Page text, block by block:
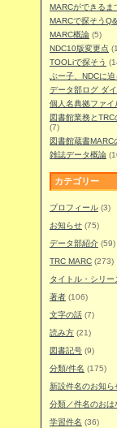
MARCができるま
MARCで探そう
MARC概論 (5)
NDC10版変更点
TOOLiで探そう
ぶー子、NDCに迫
データ部ログ ダ
個人名典拠ファイ
図書館業務と
(7)
図書館蔵書MARC
雑誌データ概論
カテゴリー
プロフィール (3)
お知らせ (75)
データ部紹介 (59)
TRC MARC (273)
タイトル・シリー
著者 (106)
文字の話 (7)
読み方 (21)
図書記号 (9)
分類/件名 (175)
新設件名のお知ら
分類／件名のおは
学習件名 (36)